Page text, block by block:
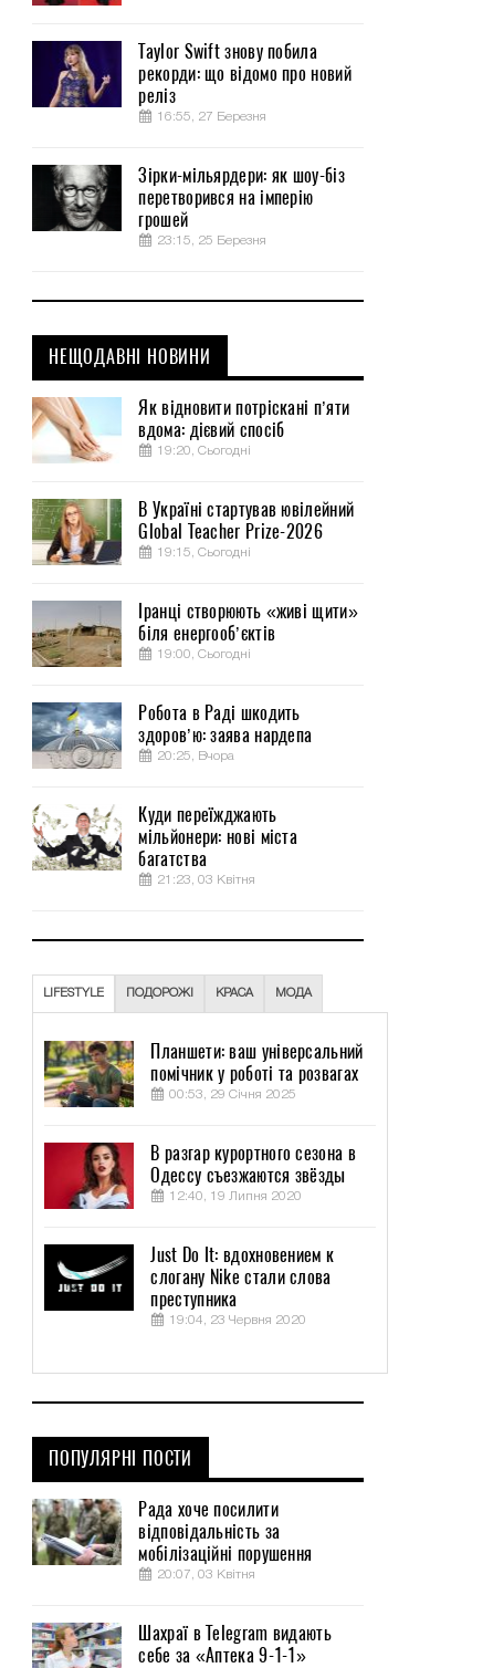
Taylor Swift знову побила
рекорди: що відомо про новий
реліз
16:55, 27 Березня
Зірки-мільярдери: як шоу-біз
перетворився на імперію
грошей
23:15, 25 Березня
НЕЩОДАВНІ НОВИНИ
Як відновити потріскані п’яти
вдома: дієвий спосіб
19:20, Сьогодні
В Україні стартував ювілейний
Global Teacher Prize-2026
19:15, Сьогодні
Іранці створюють «живі щити»
біля енергооб’єктів
19:00, Сьогодні
Робота в Раді шкодить
здоров’ю: заява нардепа
20:25, Вчора
Куди переїжджають
мільйонери: нові міста
багатства
21:23, 03 Квітня
LIFESTYLE ПОДОРОЖІ КРАСА МОДА
Планшети: ваш універсальний
помічник у роботі та розвагах
00:53, 29 Січня 2025
В разгар курортного сезона в
Одессу съезжаются звёзды
12:40, 19 Липня 2020
Just Do It: вдохновением к
слогану Nike стали слова
преступника
19:04, 23 Червня 2020
ПОПУЛЯРНІ ПОСТИ
Рада хоче посилити
відповідальність за
мобілізаційні порушення
20:07, 03 Квітня
Шахраї в Telegram видають
себе за «Аптека 9-1-1»